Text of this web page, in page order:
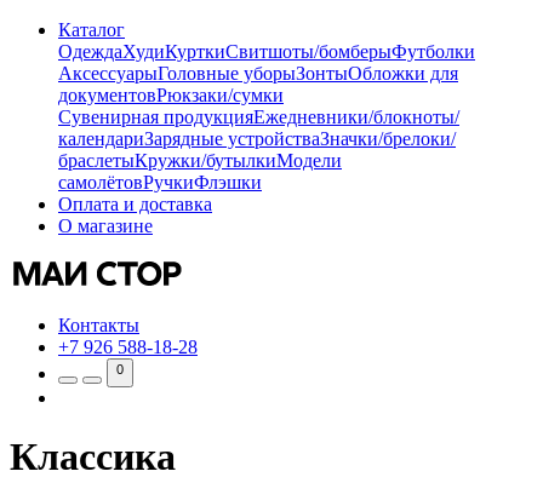
Каталог
ОдеждаХудиКурткиСвитшоты/бомберыФутболки
АксессуарыГоловные уборыЗонтыОбложки для
документовРюкзаки/сумки
Сувенирная продукцияЕжедневники/блокноты/
календариЗарядные устройстваЗначки/брелоки/
браслетыКружки/бутылкиМодели
самолётовРучкиФлэшки
Оплата и доставка
О магазине
Контакты
+7 926 588-18-28
0
Классика